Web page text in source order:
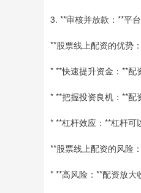
3. **审核并放款：**平
**股票线上配资的优势
* **快速提升资金：**配
* **把握投资良机：**配
* **杠杆效应：**杠杆可
**股票线上配资的风险
* **高风险：**配资放大